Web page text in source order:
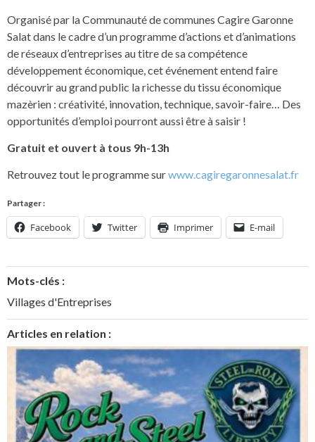
Organisé par la Communauté de communes Cagire Garonne
Salat dans le cadre d’un programme d’actions et d’animations
de réseaux d’entreprises au titre de sa compétence
développement économique, cet événement entend faire
découvrir au grand public la richesse du tissu économique
mazèrien : créativité, innovation, technique, savoir-faire… Des
opportunités d’emploi pourront aussi être à saisir !
Gratuit et ouvert à tous 9h-13h
Retrouvez tout le programme surwww.cagiregaronnesalat.fr
Partager :
Facebook Twitter Imprimer E-mail
Mots-clés :
Villages d'Entreprises
Articles en relation :